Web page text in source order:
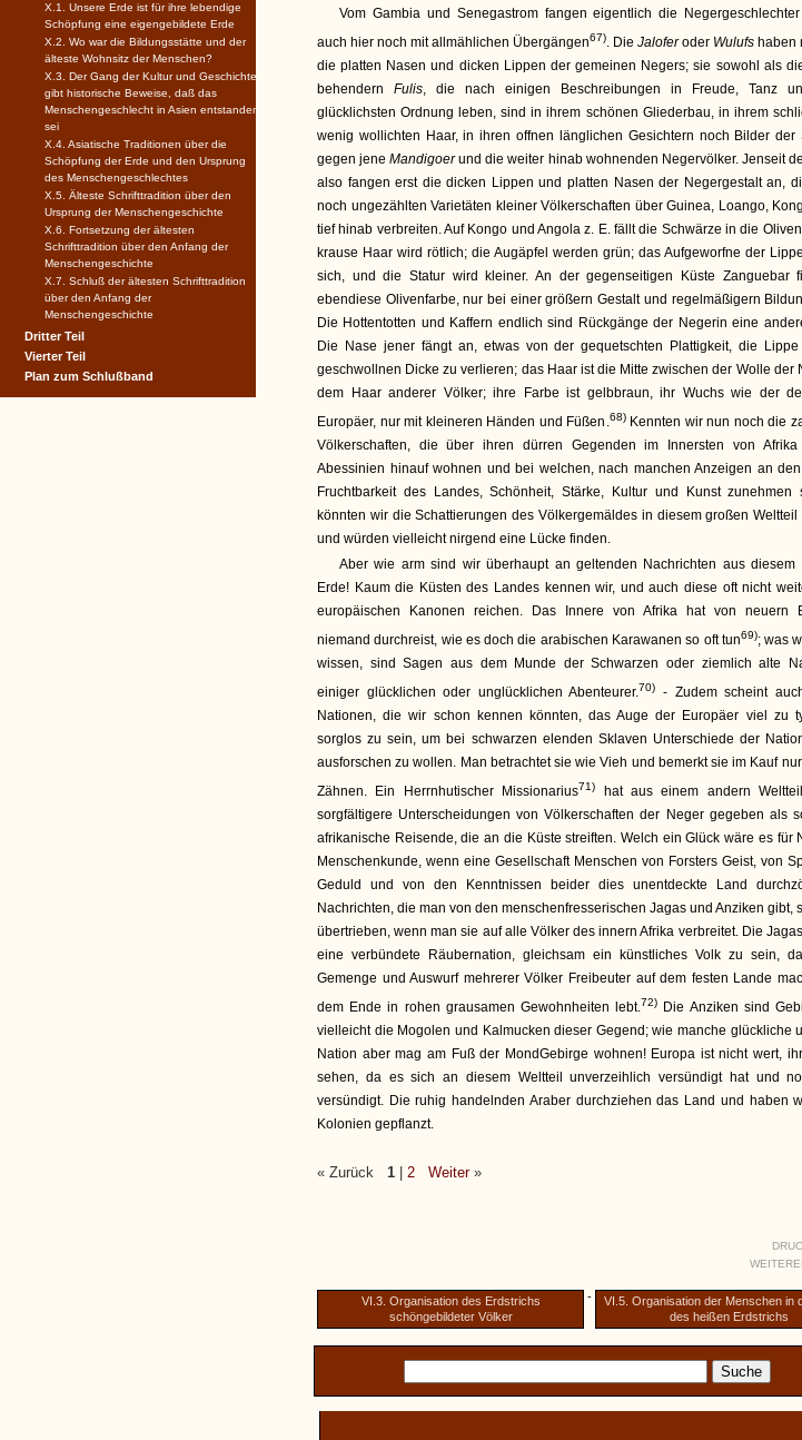
Vom Gambia und Senegastrom fangen eigentlich die
auch hier noch mit allmählichen Übergängen67). Die Jaloferoder Wulufs haben
die platten Nasen und dicken Lippen der gemeinen Negers; sie sowohl als
behendern Fulis, die nach einigen Beschreibungen in Freude, Tanz
glücklichsten Ordnung leben, sind in ihrem schönen Gliederbau, in ihrem
wenig wollichten Haar, in ihren offnen länglichen Gesichtern noch Bilder der
gegen jeneMandigoerund die weiter hinab wohnenden Negervölker. Jenseit
also fangen erst die dicken Lippen und platten Nasen der Negergestalt an,
noch ungezählten Varietäten kleiner Völkerschaften über Guinea, Loango,
tief hinab verbreiten. Auf Kongo und Angola z. E. fällt die Schwärze in die
krause Haar wird rötlich; die Augäpfel werden grün; das Aufgeworfne der
sich, und die Statur wird kleiner. An der gegenseitigen Küste Zanguebar
ebendiese Olivenfarbe, nur bei einer größern Gestalt und regelmäßigern
Die Hottentotten und Kaffern endlich sind Rückgänge der Negerin eine
Die Nase jener fängt an, etwas von der gequetschten Plattigkeit, die
geschwollnen Dicke zu verlieren; das Haar ist die Mitte zwischen der Wolle der
dem Haar anderer Völker; ihre Farbe ist gelbbraun, ihr Wuchs wie der
Europäer, nur mit kleineren Händen und Füßen.68)Kennten wir nun noch die
Völkerschaften, die über ihren dürren Gegenden im Innersten von
Abessinien hinauf wohnen und bei welchen, nach manchen Anzeigen an
Fruchtbarkeit des Landes, Schönheit, Stärke, Kultur und Kunst zunehmen
könnten wir die Schattierungen des Völkergemäldes in diesem großen Weltteil
und würden vielleicht nirgend eine Lücke finden.
Aber wie arm sind wir überhaupt an geltenden Nachrichten aus diesem
Erde! Kaum die Küsten des Landes kennen wir, und auch diese oft nicht
europäischen Kanonen reichen. Das Innere von Afrika hat von neuern
niemand durchreist, wie es doch die arabischen Karawanen so oft tun69); was
wissen, sind Sagen aus dem Munde der Schwarzen oder ziemlich alte
einiger glücklichen oder unglücklichen Abenteurer.70)
- Zudem scheint
Nationen, die wir schon kennen könnten, das Auge der Europäer viel zu
sorglos zu sein, um bei schwarzen elenden Sklaven Unterschiede der
ausforschen zu wollen. Man betrachtet sie wie Vieh und bemerkt sie im Kauf
Zähnen. Ein Herrnhutischer Missionarius71)
hat aus einem andern
sorgfältigere Unterscheidungen von Völkerschaften der Neger gegeben als
afrikanische Reisende, die an die Küste streiften. Welch ein Glück wäre es für
Menschenkunde, wenn eine Gesellschaft Menschen von Forsters Geist, von
Geduld und von den Kenntnissen beider dies unentdeckte Land
Nachrichten, die man von den menschenfresserischen Jagas und Anziken gibt,
übertrieben, wenn man sie auf alle Völker des innern Afrika verbreitet. Die
eine verbündete Räubernation, gleichsam ein künstliches Volk zu sein,
Gemenge und Auswurf mehrerer Völker Freibeuter auf dem festen Lande
dem Ende in rohen grausamen Gewohnheiten lebt.72)
Die Anziken sind
vielleicht die Mogolen und Kalmucken dieser Gegend; wie manche glückliche
Nation aber mag am Fuß der MondGebirge wohnen! Europa ist nicht wert,
sehen, da es sich an diesem Weltteil unverzeihlich versündigt hat und
versündigt. Die ruhig handelnden Araber durchziehen das Land und haben
Kolonien gepflanzt.
« Zurück 1 2 Weiter»
VI.3. Organisation des Erdstrichs
schöngebildeter Völker
-
VI.5. Organisation der Menschen in
des heißen Erdstrichs
X.1. Unsere Erde ist für ihre lebendige
Schöpfung eine eigengebildete Erde
X.2. Wo war die Bildungsstätte und der
älteste Wohnsitz der Menschen?
X.3. Der Gang der Kultur und Geschichte
gibt historische Beweise, daß das
Menschengeschlecht in Asien entstanden
sei
X.4. Asiatische Traditionen über die
Schöpfung der Erde und den Ursprung
des Menschengeschlechtes
X.5. Älteste Schrifttradition über den
Ursprung der Menschengeschichte
X.6. Fortsetzung der ältesten
Schrifttradition über den Anfang der
Menschengeschichte
X.7. Schluß der ältesten Schrifttradition
über den Anfang der
Menschengeschichte
Dritter Teil
Vierter Teil
Plan zum Schlußband